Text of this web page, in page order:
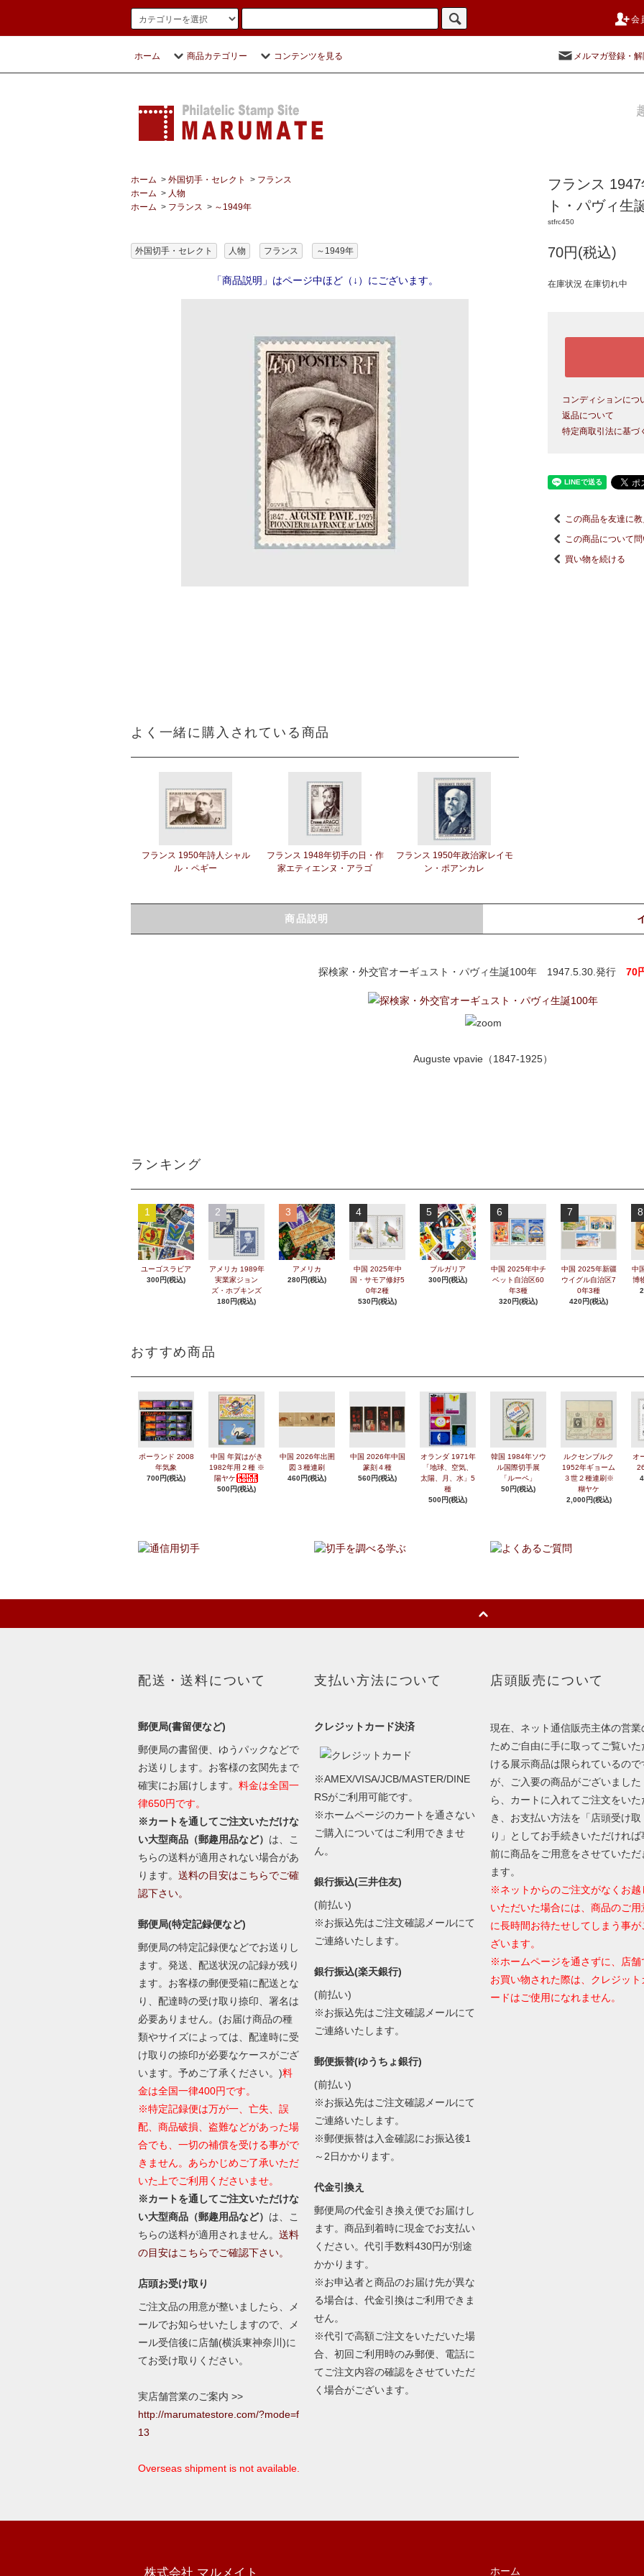
会
ホーム 商品カテゴリー コンテンツを見る メルマガ登録・
ホーム > 外国切手・セレクト > フランス
ホーム > 人物
ホーム > フランス > ～1949年
外国切手・セレクト 人物 フランス ～1949年
「商品説明」はページ中ほど（↓）にございます。
よく一緒に購入されている商品
フランス 1950年詩人シャル
ル・ペギー
フランス 1948年切手の日・作
家エティエンヌ・アラゴ
フランス 1950年政治家レイモ
ン・ポアンカレ
フランス
ト・パヴィ生
stfrc450
70円(税込)
在庫状況 在庫切れ中
コンディションにつ
返品について
特定商取引法に基づ
この商品を友達に
この商品について
買い物を続ける
商品説明
探検家・外交官オーギュスト・パヴィ生誕100年 1947.5.30.発行 70
Auguste vpavie（1847-1925）
ランキング
1
ユーゴスラビア
300円(税込)
2
アメリカ 1989年
実業家ジョン
ズ・ホプキンズ
180円(税込)
3
アメリカ
280円(税込)
4
中国 2025年中
国・サモア修好5
0年2種
530円(税込)
5
ブルガリア
300円(税込)
6
中国 2025年中チ
ベット自治区60
年3種
320円(税込)
7
中国 2025年新疆
ウイグル自治区7
0年3種
420円(税込)
8
中
博
おすすめ商品
ポーランド 2008
年気象
700円(税込)
中国 年賀はがき
1982年用２種 ※
陽ヤケ
500円(税込)
中国 2026年出圉
図３種連刷
460円(税込)
中国 2026年中国
篆刻４種
560円(税込)
オランダ 1971年
「地球、空気、
太陽、月、水」5
種
500円(税込)
韓国 1984年ソウ
ル国際切手展
「ルーペ」
50円(税込)
ルクセンブルク
1952年ギョーム
３世２種連刷※
糊ヤケ
2,000円(税込)
オ
配送・送料について
郵便局(書留便など)
郵便局の書留便、ゆうパックなどで
お送りします。お客様の玄関先まで
確実にお届けします。 料金は全国一
律650円です。
※カートを通してご注文いただけな
い大型商品（郵趣用品など） は、こ
ちらの送料が適用されない場合があ
ります。 送料の目安はこちらでご確
認下さい。
郵便局(特定記録便など)
郵便局の特定記録便などでお送りし
ます。発送、配送状況の記録が残り
ます。お客様の郵便受箱に配送とな
り、配達時の受け取り捺印、署名は
必要ありません。(お届け商品の種
類やサイズによっては、配達時に受
け取りの捺印が必要なケースがござ
います。予めご了承ください。)料
金は全国一律400円です。
※特定記録便は万が一、亡失、誤
配、商品破損、盗難などがあった場
合でも、一切の補償を受ける事がで
きません。あらかじめご了承いただ
いた上でご利用くださいませ。
※カートを通してご注文いただけな
い大型商品（郵趣用品など） は、こ
ちらの送料が適用されません。 送料
の目安はこちらでご確認下さい。
店頭お受け取り
ご注文品の用意が整いましたら、メ
ールでお知らせいたしますので、メ
ール受信後に店舗(横浜東神奈川)に
てお受け取りください。
実店舗営業のご案内 >>
http://marumatestore.com/?mode=f
13
Overseas shipment is not available.
支払い方法について
クレジットカード決済
※AMEX/VISA/JCB/MASTER/DINE
RSがご利用可能です。
※ホームページのカートを通さない
ご購入についてはご利用できませ
ん。
銀行振込(三井住友)
(前払い)
※お振込先はご注文確認メールにて
ご連絡いたします。
銀行振込(楽天銀行)
(前払い)
※お振込先はご注文確認メールにて
ご連絡いたします。
郵便振替(ゆうちょ銀行)
(前払い)
※お振込先はご注文確認メールにて
ご連絡いたします。
※郵便振替は入金確認にお振込後1
～2日かかります。
代金引換え
郵便局の代金引き換え便でお届けし
ます。商品到着時に現金でお支払い
ください。代引手数料430円が別途
かかります。
※お申込者と商品のお届け先が異な
る場合は、代金引換はご利用できま
せん。
※代引で高額ご注文をいただいた場
合、初回ご利用時のみ郵便、電話に
てご注文内容の確認をさせていただ
く場合がございます。
店頭販売について
現在、ネット通信販売主体の営業
ためご自由に手に取ってご覧いた
ける展示商品は限られているので
が、ご入要の商品がございました
ら、カートに入れてご注文をいた
き、お支払い方法を「店頭受け取
り」としてお手続きいただければ
前に商品をご用意をさせていただ
ます。
※ネットからのご注文がなくお越
いただいた場合には、商品のご用
に長時間お待たせしてしまう事が
ざいます。
※ホームページを通さずに、店舗
お買い物された際は、クレジット
ードはご使用になれません。
株式会社 マルメイト ホーム